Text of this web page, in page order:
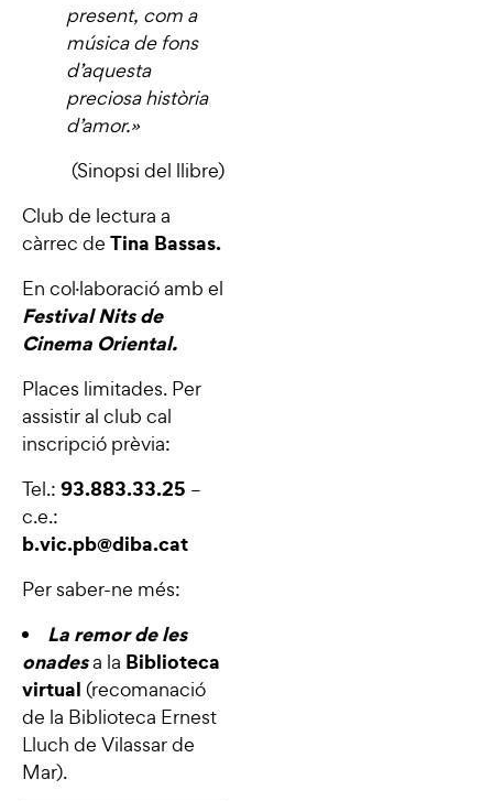
present, com a
música de fons
d’aquesta
preciosa història
d’amor.»
(Sinopsi del llibre)
Club de lectura a
càrrec de Tina Bassas.
En col·laboració amb el
Festival Nits de
Cinema Oriental.
Places limitades. Per
assistir al club cal
inscripció prèvia:
Tel.: 93.883.33.25 –
c.e.:
b.vic.pb@diba.cat
Per saber-ne més:
La remor de les
onadesa la Biblioteca
virtual (recomanació
de la Biblioteca Ernest
Lluch de Vilassar de
Mar).